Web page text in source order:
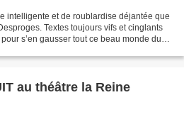
intelligente et de roublardise déjantée que
Textes toujours vifs et cinglants
s’en gausser tout ce beau monde du
au théâtre la Reine